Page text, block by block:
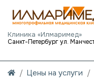
Клиника «Илмаримед»
Цены на услуги